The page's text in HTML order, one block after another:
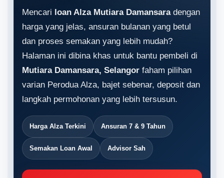
Mencari loan Alza Mutiara Damansaradengan
harga yang jelas, ansuran bulanan yang betul
dan proses semakan yang lebih mudah?
Halaman ini dibina khas untuk bantu pembeli di
Mutiara Damansara, Selangor faham pilihan
varian Perodua Alza, bajet sebenar, deposit dan
langkah permohonan yang lebih tersusun.
Harga Alza Terkini Ansuran 7 & 9 Tahun
Semakan Loan Awal Advisor Sah